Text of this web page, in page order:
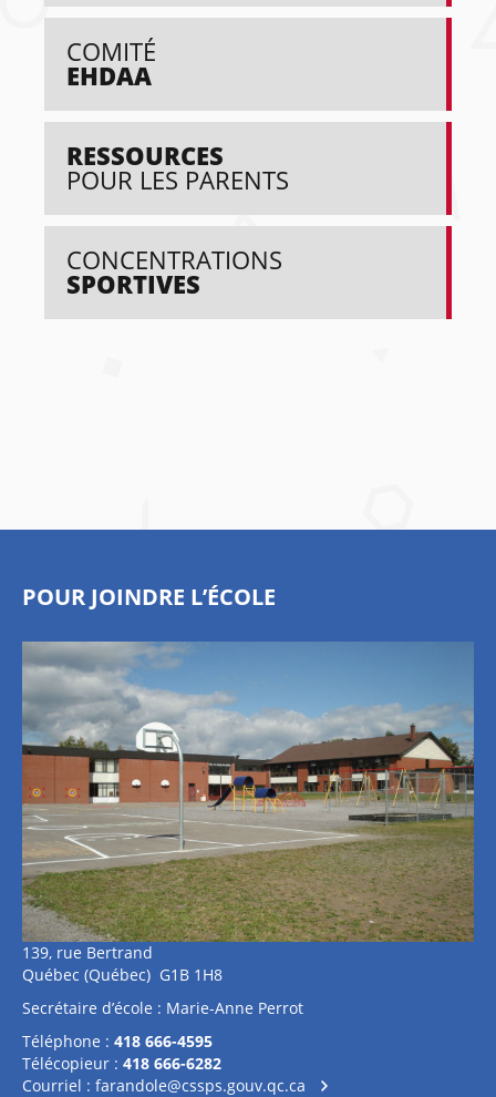
COMITÉ
EHDAA
RESSOURCES
POUR LES PARENTS
CONCENTRATIONS
SPORTIVES
POUR JOINDRE L’ÉCOLE
139, rue Bertrand
Québec (Québec) G1B 1H8
Secrétaire d’école : Marie-Anne Perrot
Téléphone : 418 666-4595
Télécopieur : 418 666-6282
Courriel : farandole@cssps.gouv.qc.ca